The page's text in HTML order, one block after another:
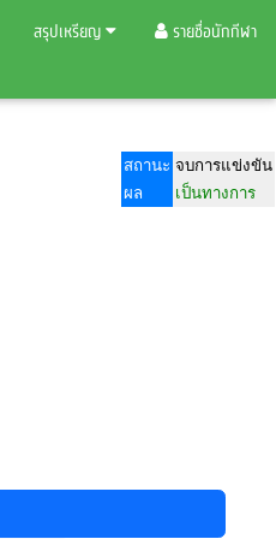
สรุปเหรียญ รายชื่อนักกีฬา
สถานะ จบการแข่งขัน
ผล
เป็นทางการ